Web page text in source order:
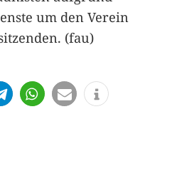
um den Verein
(fau)